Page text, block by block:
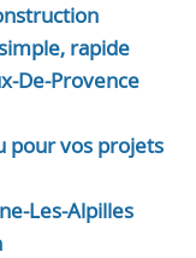
rapide
De-Provence
pour vos projets
Les-Alpilles